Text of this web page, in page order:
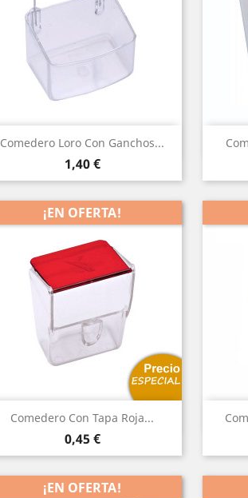
Comedero Loro Con Ganchos...
Precio
1,40 €
Vista rápida
Comedero Con Tapa Roja...
Precio
0,45 €
¡EN OFERTA!
Vista rápida
¡EN OFERTA!